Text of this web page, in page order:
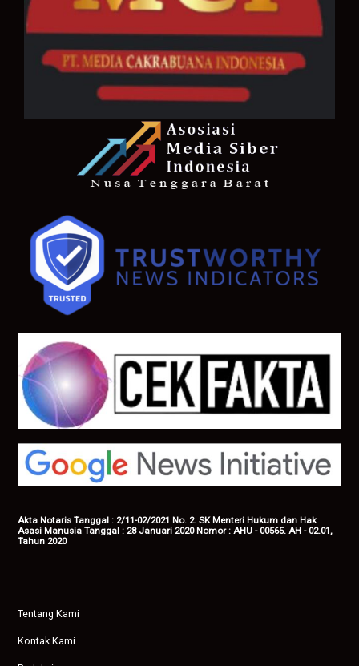
Akta Notaris Tanggal : 2/11-02/2021 No. 2. SK Menteri Hukum dan Hak
Asasi Manusia Tanggal : 28 Januari 2020 Nomor : AHU - 00565. AH - 02.01,
Tahun 2020
Tentang Kami
Kontak Kami